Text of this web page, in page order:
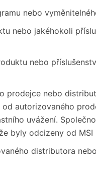
nebo
nebo jakéhokoli
nebo
prodejce nebo
autorizovaného
uvážení.
byly odcizeny od
distributora